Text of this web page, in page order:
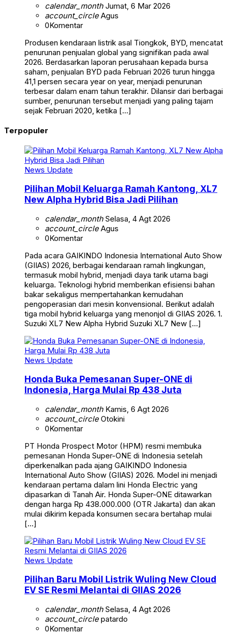
calendar_monthJumat, 6 Mar 2026
account_circleAgus
0Komentar
Produsen kendaraan listrik asal Tiongkok, BYD, mencatat
penurunan penjualan global yang signifikan pada awal
2026. Berdasarkan laporan perusahaan kepada bursa
saham, penjualan BYD pada Februari 2026 turun hingga
41,1 persen secara year on year, menjadi penurunan
terbesar dalam enam tahun terakhir. Dilansir dari berbagai
sumber, penurunan tersebut menjadi yang paling tajam
sejak Februari 2020, ketika […]
Terpopuler
News Update
Pilihan Mobil Keluarga Ramah Kantong, XL7
New Alpha Hybrid Bisa Jadi Pilihan
calendar_monthSelasa, 4 Agt 2026
account_circleAgus
0Komentar
Pada acara GAIKINDO Indonesia International Auto Show
(GIIAS) 2026, berbagai kendaraan ramah lingkungan,
termasuk mobil hybrid, menjadi daya tarik utama bagi
keluarga. Teknologi hybrid memberikan efisiensi bahan
bakar sekaligus mempertahankan kemudahan
pengoperasian dari mesin konvensional. Berikut adalah
tiga mobil hybrid keluarga yang menonjol di GIIAS 2026. 1.
Suzuki XL7 New Alpha Hybrid Suzuki XL7 New […]
News Update
Honda Buka Pemesanan Super-ONE di
Indonesia, Harga Mulai Rp 438 Juta
calendar_monthKamis, 6 Agt 2026
account_circleOtokini
0Komentar
PT Honda Prospect Motor (HPM) resmi membuka
pemesanan Honda Super-ONE di Indonesia setelah
diperkenalkan pada ajang GAIKINDO Indonesia
International Auto Show (GIIAS) 2026. Model ini menjadi
kendaraan pertama dalam lini Honda Electric yang
dipasarkan di Tanah Air. Honda Super-ONE ditawarkan
dengan harga Rp 438.000.000 (OTR Jakarta) dan akan
mulai dikirim kepada konsumen secara bertahap mulai
[…]
News Update
Pilihan Baru Mobil Listrik Wuling New Cloud
EV SE Resmi Melantai di GIIAS 2026
calendar_monthSelasa, 4 Agt 2026
account_circlepatardo
0Komentar